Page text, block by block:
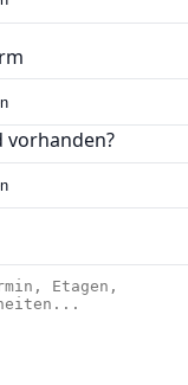
vorhanden?